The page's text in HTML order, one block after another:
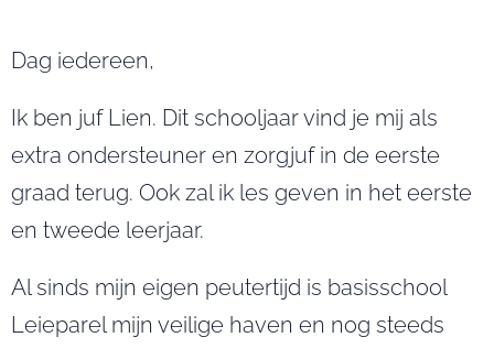
Dag iedereen,
Ik ben juf Lien. Dit schooljaar vind je mij als
extra ondersteuner en zorgjuf in de eerste
graad terug. Ook zal ik les geven in het eerste
en tweede leerjaar.
Al sinds mijn eigen peutertijd is basisschool
Leieparel mijn veilige haven en nog steeds